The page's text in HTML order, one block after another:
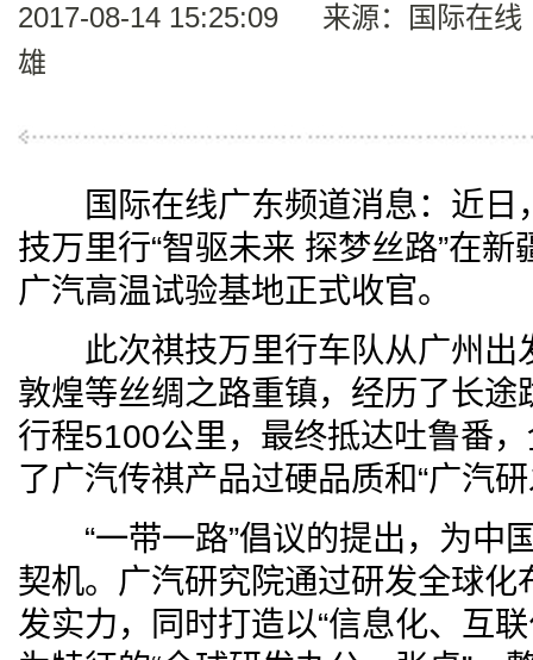
2017-08-14 15:25:09
来源：国际在线
雄
国际在线广东频道消息：近日
技万里行“智驱未来 探梦丝路”在
广汽高温试验基地正式收官。
此次祺技万里行车队从广州出
敦煌等丝绸之路重镇，经历了长
行程5100公里，最终抵达吐鲁番
了广汽传祺产品过硬品质和“广汽
“一带一路”倡议的提出，为中国
契机。广汽研究院通过研发全球
发实力，同时打造以“信息化、互